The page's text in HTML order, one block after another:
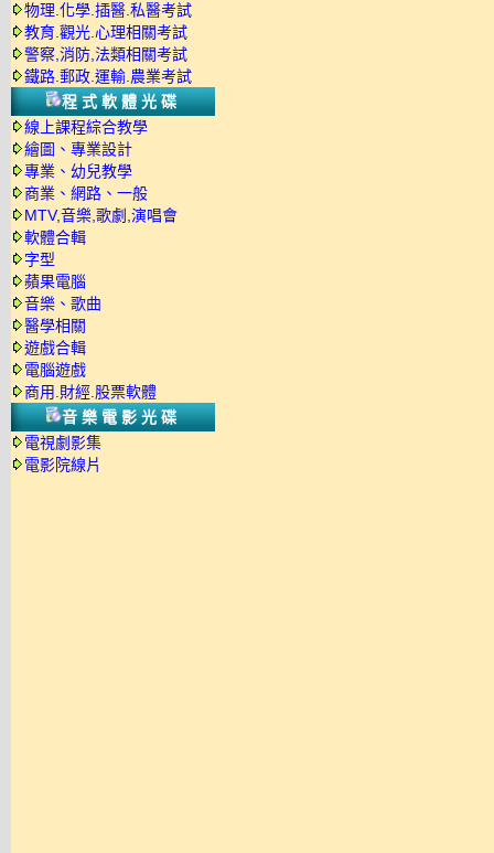
物理.化學.插醫.私醫考試
教育.觀光.心理相關考試
警察,消防,法類相關考試
鐵路.郵政.運輸.農業考試
程式軟體光碟
線上課程綜合教學
繪圖、專業設計
專業、幼兒教學
商業、網路、一般
MTV,音樂,歌劇,演唱會
軟體合輯
字型
蘋果電腦
音樂、歌曲
醫學相關
遊戲合輯
電腦遊戲
商用.財經.股票軟體
音樂電影光碟
電視劇影集
電影院線片